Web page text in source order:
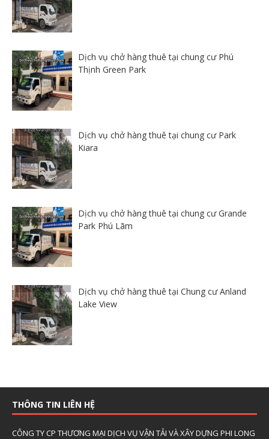
Dịch vụ chở hàng thuê tại chung cư Phú
Thịnh Green Park
Dịch vụ chở hàng thuê tại chung cư Park
Kiara
Dịch vụ chở hàng thuê tại chung cư Grande
Park Phú Lãm
Dịch vụ chở hàng thuê tại Chung cư Anland
Lake View
THÔNG TIN LIÊN HỆ
CÔNG TY CP THƯƠNG MẠI DỊCH VỤ VẬN TẢI VÀ XÂY DỰNG PHI LONG